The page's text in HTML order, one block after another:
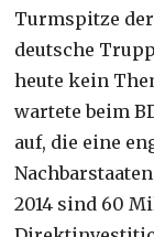
Turmspitze
deutsche
heute kein
wartete beim
auf, die eine
2014 sind 60